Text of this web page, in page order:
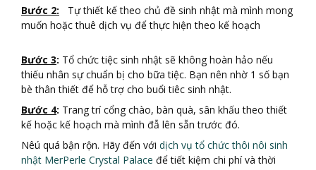
Bước 2:
Tự thiết kế theo chủ đề sinh nhật mà mình mong
muốn hoặc thuê dịch vụ để thực hiện theo kế hoạch
Bước 3: Tổ chức tiệc sinh nhật sẽ không hoàn hảo nếu
thiếu nhân sự chuẩn bị cho bữa tiệc. Bạn nên nhờ 1 số bạn
bè thân thiết để hỗ trợ cho buổi tiêc sinh nhật.
Bước 4: Trang trí cổng chào, bàn quà, sân khấu theo thiết
kế hoặc kế hoạch mà mình đẫ lên sẵn trước đó.
Nêú quá bận rộn. Hãy đến với dịch vụ tổ chức thôi nôi sinh
nhật MerPerle Crystal Palace để tiết kiệm chi phí và thời